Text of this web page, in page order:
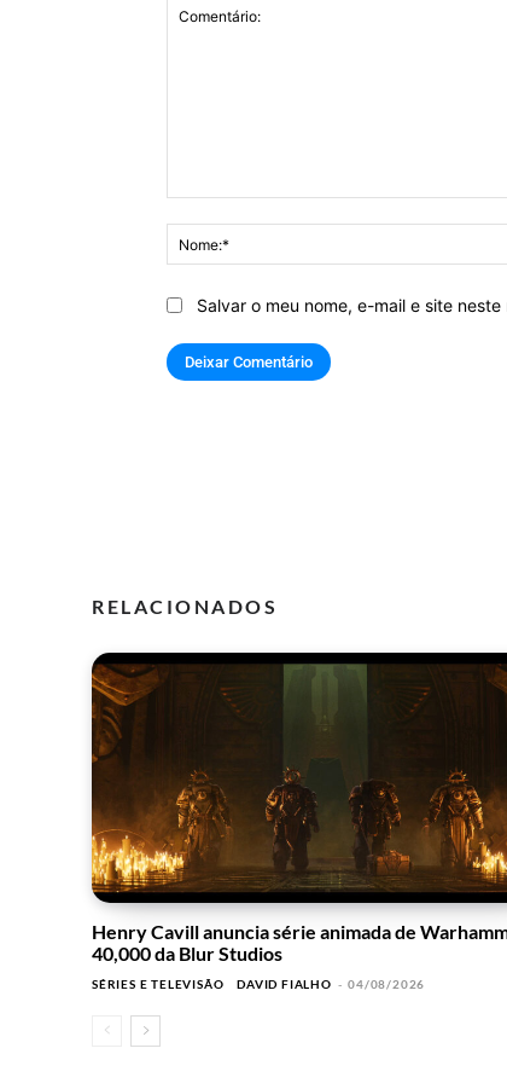
Salvar o meu nome, e-mail e site
RELACIONADOS
Henry Cavill anuncia série animada de
40,000 da Blur Studios
SÉRIES E TELEVISÃO DAVID FIALHO - 04/08/2026